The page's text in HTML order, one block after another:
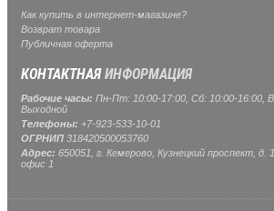
Как купить в интернет-магазине?
Возврат товара
Публичная оферта
КОНТАКТНАЯИНФОРМАЦИЯ
Рабочие часы: Пн-Пт: 10:00-17:00, Сб: 10:00-16:00,
Выходной
Телефоны: +7-923-533-10-01
ОГРНИП 318420500053760
Адрес: 650051, г. Кемерово, Кузнецкий проспект, д.
офис 1